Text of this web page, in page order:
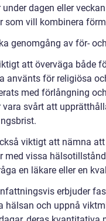
under dagen eller
som vill kombinera
genomgång av för-
att överväga både
använts för religiösa
med förlångning
vara svårt att
viktigt att nämna
med vissa
en läkare eller en
erbjuder
hälsan och uppnå